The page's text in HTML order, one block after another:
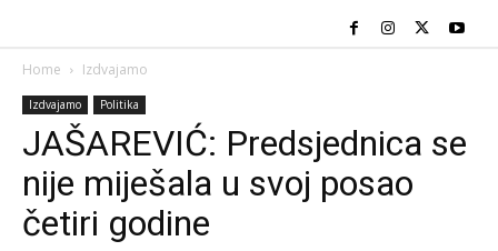
Home Izdvajamo
Izdvajamo Politika
JAŠAREVIĆ: Predsjednica se
nije miješala u svoj posao
četiri godine